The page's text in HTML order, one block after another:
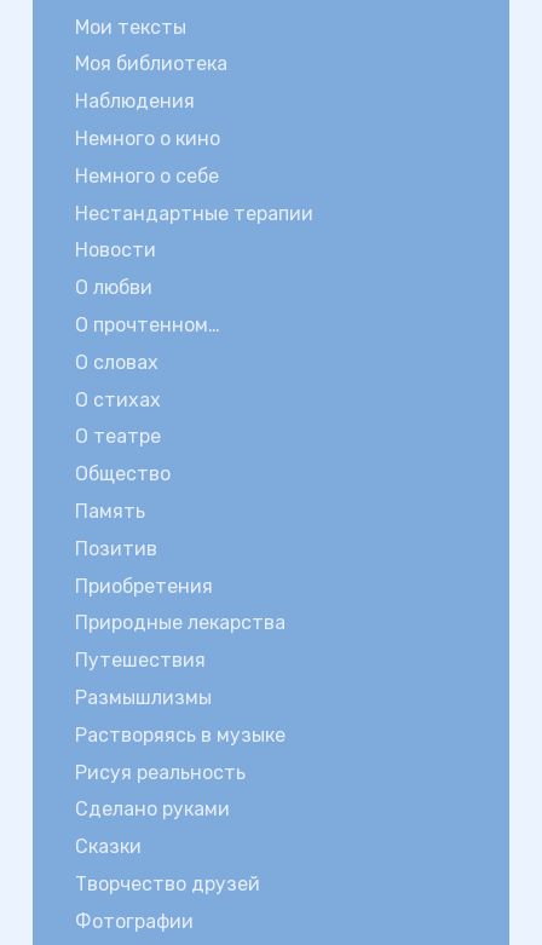
Мои тексты
Моя библиотека
Наблюдения
Немного о кино
Немного о себе
Нестандартные терапии
Новости
О любви
О прочтенном…
О словах
О стихах
О театре
Общество
Память
Позитив
Приобретения
Природные лекарства
Путешествия
Размышлизмы
Растворяясь в музыке
Рисуя реальность
Сделано руками
Сказки
Творчество друзей
Фотографии